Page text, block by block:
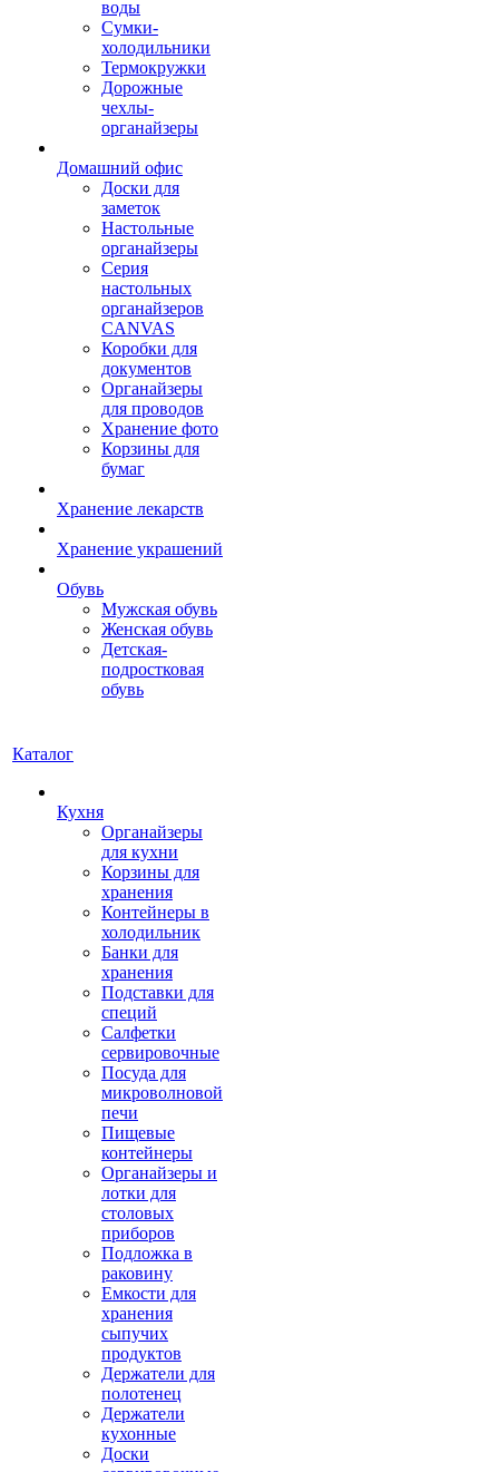
воды
Сумки-
холодильники
Термокружки
Дорожные
чехлы-
органайзеры
Домашний офис
Доски для
заметок
Настольные
органайзеры
Серия
настольных
органайзеров
CANVAS
Коробки для
документов
Органайзеры
для проводов
Хранение фото
Корзины для
бумаг
Хранение лекарств
Хранение украшений
Обувь
Мужская обувь
Женская обувь
Детская-
подростковая
обувь
Каталог
Кухня
Органайзеры
для кухни
Корзины для
хранения
Контейнеры в
холодильник
Банки для
хранения
Подставки для
специй
Салфетки
сервировочные
Посуда для
микроволновой
печи
Пищевые
контейнеры
Органайзеры и
лотки для
столовых
приборов
Подложка в
раковину
Емкости для
хранения
сыпучих
продуктов
Держатели для
полотенец
Держатели
кухонные
Доски